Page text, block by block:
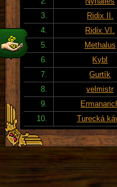
3.
Ridix II.
4.
Ridix VI.
5.
Methalus
6.
Kybl
7.
Gurtík
8.
velmistr
9.
10.
Turecká